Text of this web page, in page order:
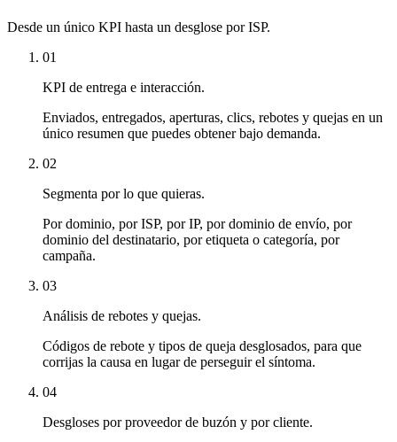
Desde un único KPI hasta un desglose por ISP.
01
KPI de entrega e interacción.
Enviados, entregados, aperturas, clics, rebotes y quejas en un
único resumen que puedes obtener bajo demanda.
02
Segmenta por lo que quieras.
Por dominio, por ISP, por IP, por dominio de envío, por
dominio del destinatario, por etiqueta o categoría, por
campaña.
03
Análisis de rebotes y quejas.
Códigos de rebote y tipos de queja desglosados, para que
corrijas la causa en lugar de perseguir el síntoma.
04
Desgloses por proveedor de buzón y por cliente.